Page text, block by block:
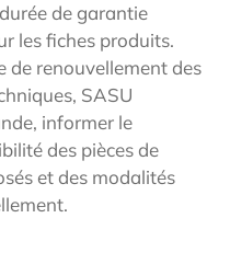
de garantie
les fiches produits.
de renouvellement des
SASU
informer le
des pièces de
et des modalités